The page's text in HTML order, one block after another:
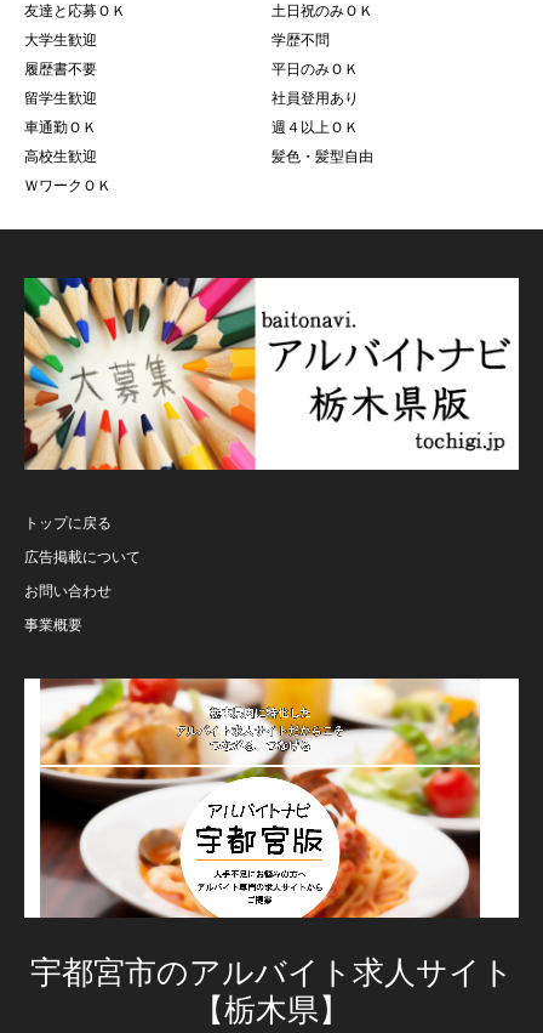
友達と応募ＯＫ
土日祝のみＯＫ
大学生歓迎
学歴不問
履歴書不要
平日のみＯＫ
留学生歓迎
社員登用あり
車通勤ＯＫ
週４以上ＯＫ
高校生歓迎
髪色・髪型自由
ＷワークＯＫ
トップに戻る
広告掲載について
お問い合わせ
事業概要
宇都宮市のアルバイト求人サイト
【栃木県】